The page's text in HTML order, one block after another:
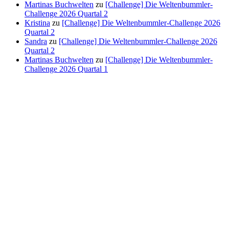
Martinas Buchwelten zu [Challenge] Die Weltenbummler-
Challenge 2026 Quartal 2
Kristina zu [Challenge] Die Weltenbummler-Challenge 2026
Quartal 2
Sandra zu [Challenge] Die Weltenbummler-Challenge 2026
Quartal 2
Martinas Buchwelten zu [Challenge] Die Weltenbummler-
Challenge 2026 Quartal 1